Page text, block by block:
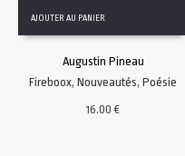
AJOUTER AU PANIER
Augustin Pineau
Fireboox,Nouveautés,Poésie
16.00€